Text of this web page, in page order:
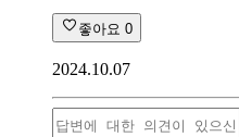
좋아요 0
2024.10.07